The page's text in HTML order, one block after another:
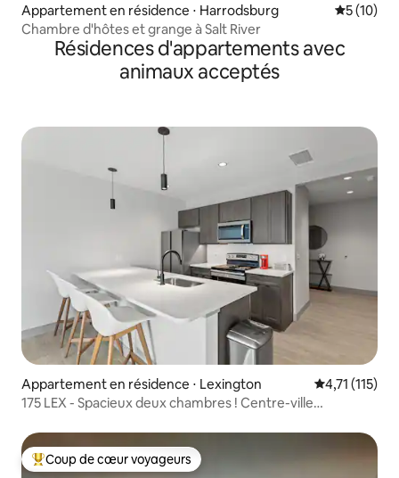
Appartement en résidence ⋅ Harrodsburg
5 (10)
Chambre d'hôtes et grange à Salt River
Résidences d'appartements avec
animaux acceptés
Appartement en résidence ⋅ Lexington Évaluation
4,71 (115)
175 LEX - Spacieux deux chambres ! Centre-ville
Coups de cœur voyageurs les plus appréciés
Coup de cœur voyageurs